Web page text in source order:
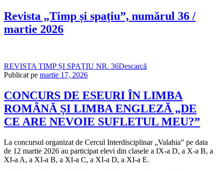
Revista „Timp și spațiu”, numărul 36 /
martie 2026
REVISTA TIMP ȘI SPAȚIU NR. 36Descarcă
Publicat pe martie 17, 2026
CONCURS DE ESEURI ÎN LIMBA
ROMÂNĂ ȘI LIMBA ENGLEZĂ „DE
CE ARE NEVOIE SUFLETUL MEU?”
La concursul organizat de Cercul Interdisciplinar „Valahia” pe data
de 12 martie 2026 au participat elevi din clasele a IX-a D, a X-a B, a
XI-a A, a XI-a B, a XI-a C, a XI-a D, a XI-a E.